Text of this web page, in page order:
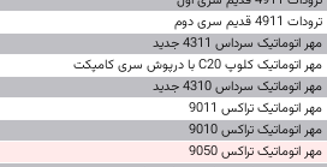
ترودات 4911 قدیم سری دوم
مهر اتوماتیک سرداس 4311 جدید
مهر اتوماتیک کلوپ C20 با درپوش سری کامپکت
مهر اتوماتیک سرداس 4310 جدید
مهر اتوماتیک تراکس 9011
مهر اتوماتیک تراکس 9010
مهر اتوماتیک تراکس 9050